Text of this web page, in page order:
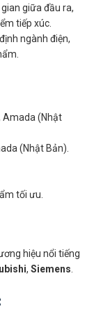
giữa đầu ra,
tiếp xúc.
ngành điện,
Amada (Nhật
(Nhật Bản).
tối ưu.
hiệu nổi tiếng
, Siemens